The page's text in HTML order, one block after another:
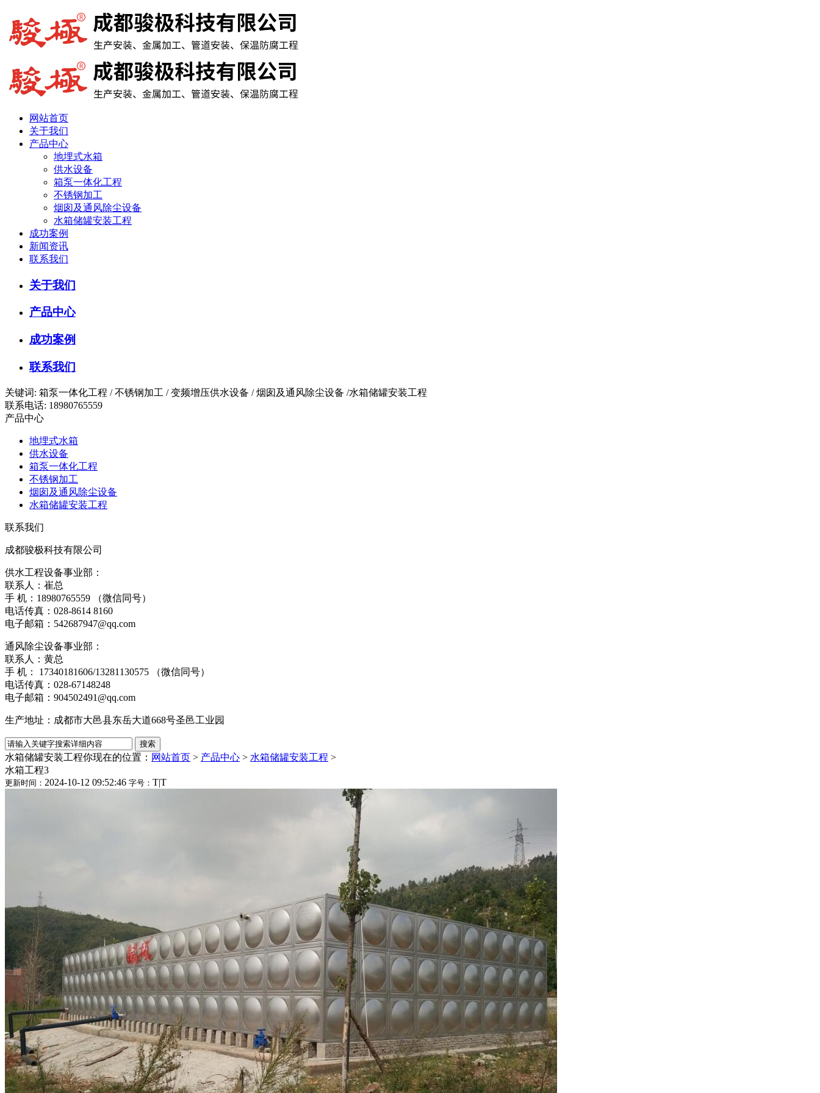
网站首页
关于我们
产品中心
地埋式水箱
供水设备
箱泵一体化工程
不锈钢加工
烟囱及通风除尘设备
水箱储罐安装工程
成功案例
新闻资讯
联系我们
关于我们
产品中心
成功案例
联系我们
关键词: 箱泵一体化工程 / 不锈钢加工 / 变频增压供水设备 / 烟囱及通风除尘设备 /水箱储罐安装工程
联系电话: 18980765559
产品中心
地埋式水箱
供水设备
箱泵一体化工程
不锈钢加工
烟囱及通风除尘设备
水箱储罐安装工程
联系我们
成都骏极科技有限公司
供水工程设备事业部：
联系人：崔总
手 机：18980765559 （微信同号）
电话传真：028-8614 8160
电子邮箱：542687947@qq.com
通风除尘设备事业部：
联系人：黄总
手 机： 17340181606/13281130575 （微信同号）
电话传真：028-67148248
电子邮箱：904502491@qq.com
生产地址：成都市大邑县东岳大道668号圣邑工业园
水箱储罐安装工程你现在的位置： 网站首页 > 产品中心 > 水箱储罐安装工程 >
水箱工程3
更新时间： 2024-10-12 09:52:46 字号： T|T